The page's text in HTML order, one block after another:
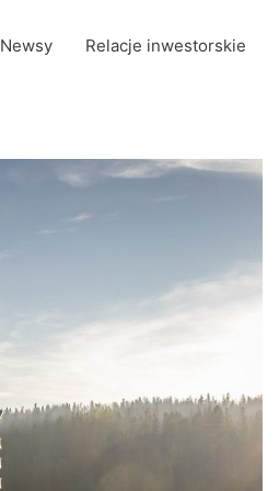
Newsy Relacje inwestorskie